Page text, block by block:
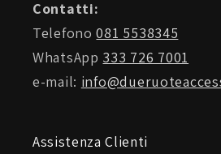
Contatti:
Telefono081 5538345
WhatsApp 333 726 7001
e-mail:
Assistenza Clienti